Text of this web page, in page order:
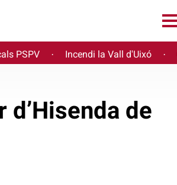
PSPV · Incendi la Vall d'Uixó ·
d’Hisenda de